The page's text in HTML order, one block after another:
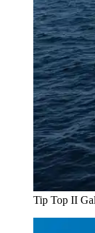
Tip Top II